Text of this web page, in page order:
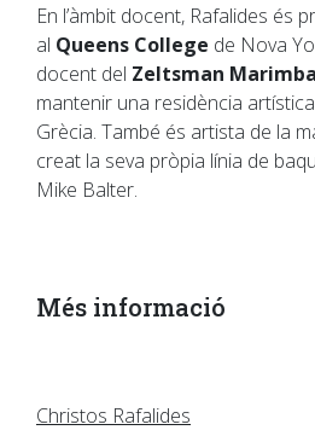
En l’àmbit docent, Rafalides és
al Queens College de Nova
docent del Zeltsman
mantenir una residència
Grècia. També és artista de la
creat la seva pròpia línia de
Mike Balter.
Més informació
Christos Rafalides